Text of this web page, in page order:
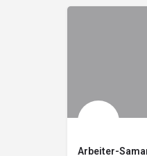
Arbeiter-